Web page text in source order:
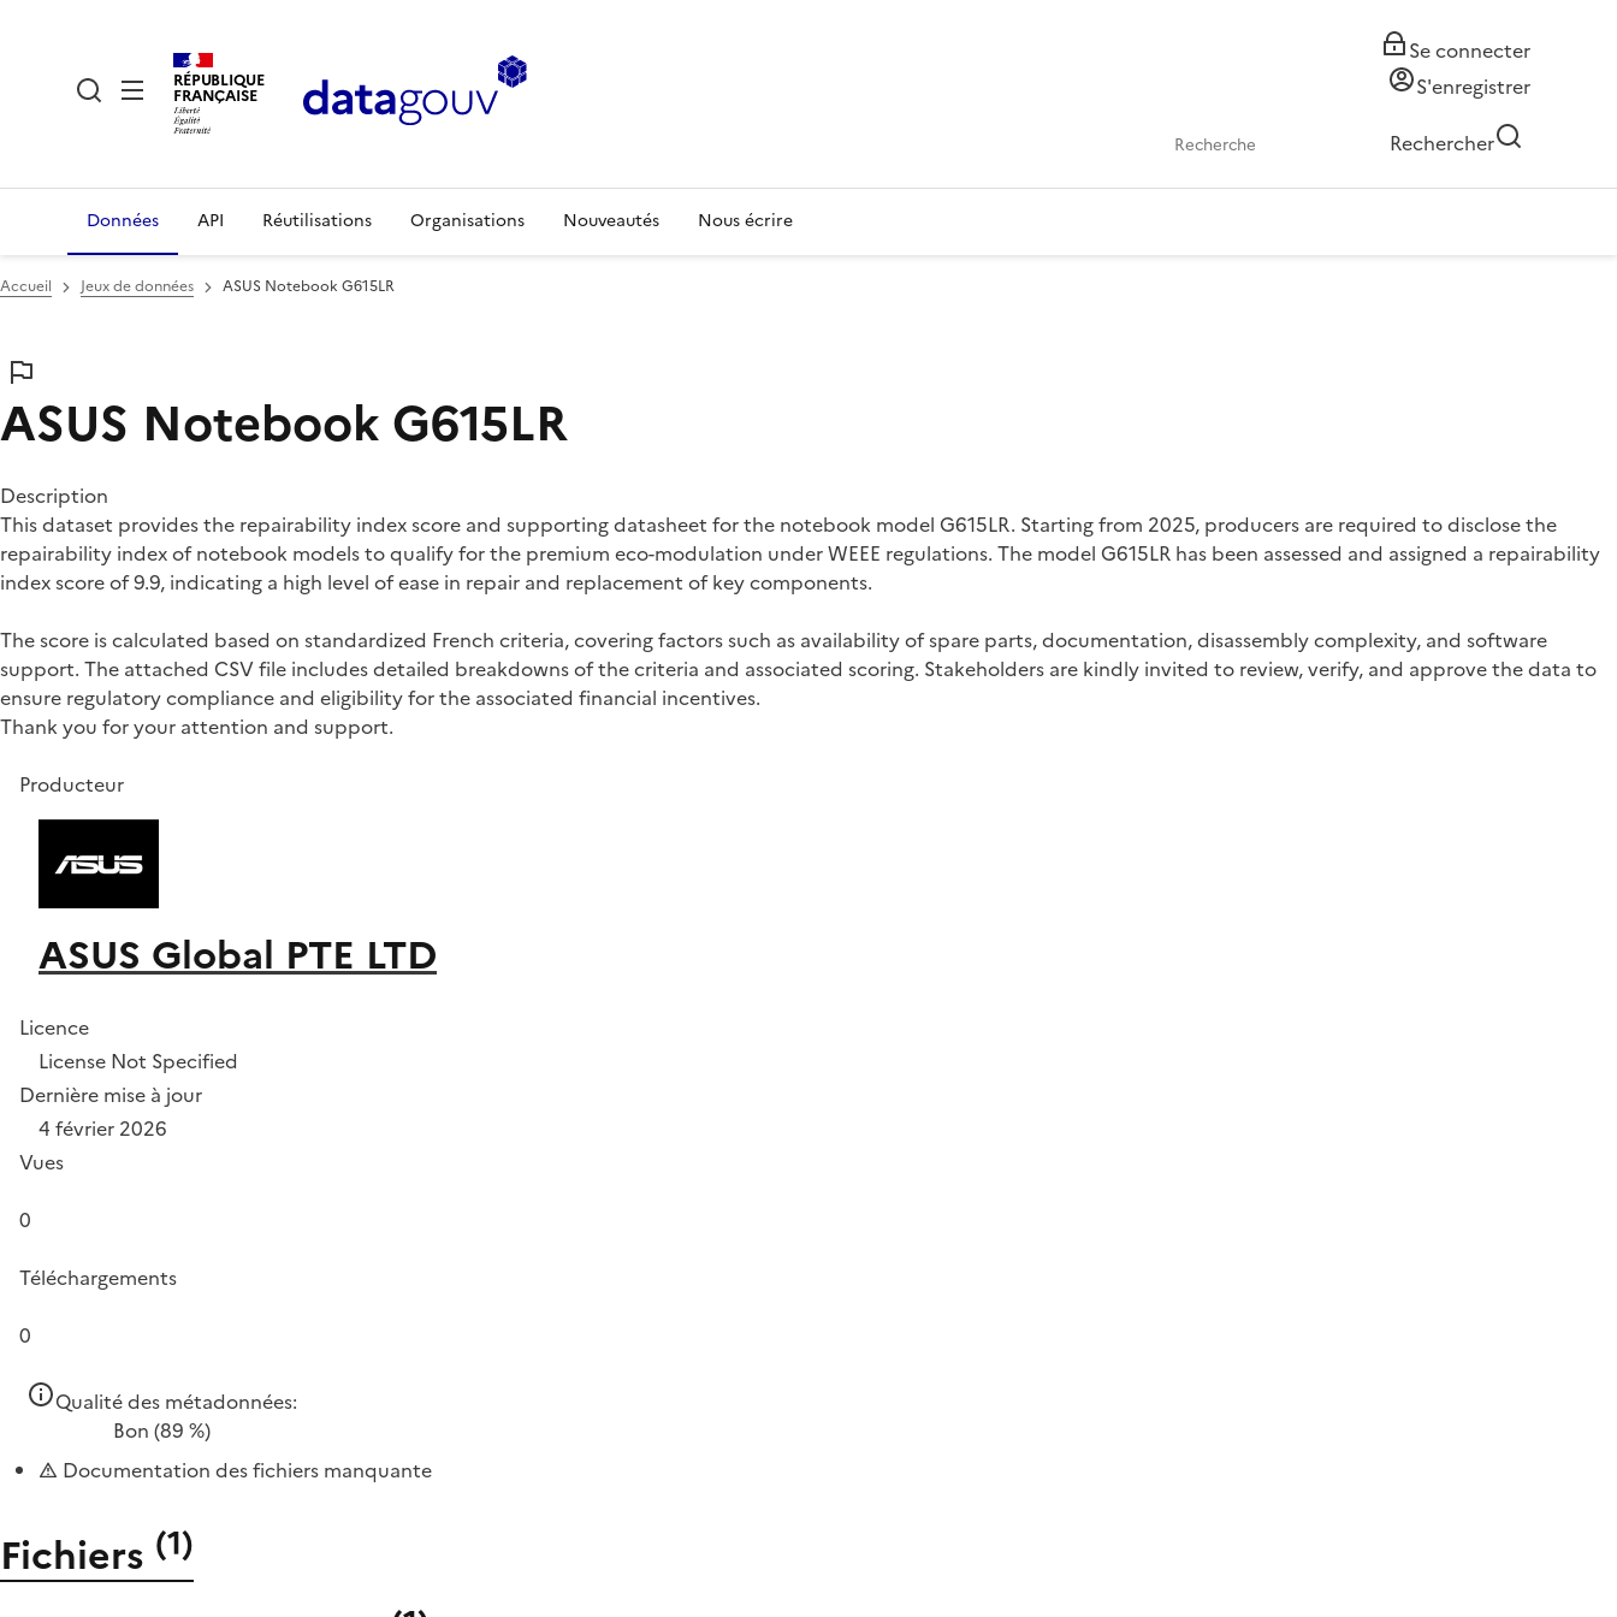
RÉPUBLIQUE
FRANÇAISE
Se connecter
S'enregistrer
Rechercher
Données API Réutilisations Organisations Nouveautés Nous écrire
Accueil Jeux de données ASUS Notebook G615LR
ASUS Notebook G615LR
Description
This dataset provides the repairability index score and supporting datasheet for the notebook model G615LR. Starting from 2025, producers are required to disclose the
repairability index of notebook models to qualify for the premium eco-modulation under WEEE regulations. The model G615LR has been assessed and assigned a repairability
index score of 9.9, indicating a high level of ease in repair and replacement of key components.
The score is calculated based on standardized French criteria, covering factors such as availability of spare parts, documentation, disassembly complexity, and software
support. The attached CSV file includes detailed breakdowns of the criteria and associated scoring. Stakeholders are kindly invited to review, verify, and approve the data to
ensure regulatory compliance and eligibility for the associated financial incentives.
Thank you for your attention and support.
Producteur
ASUS Global PTE LTD
Licence
License Not Specified
Dernière mise à jour
4 février 2026
Vues
0
Téléchargements
0
Qualité des métadonnées:
Bon (89 %)
Documentation des fichiers manquante
Fichiers (1)